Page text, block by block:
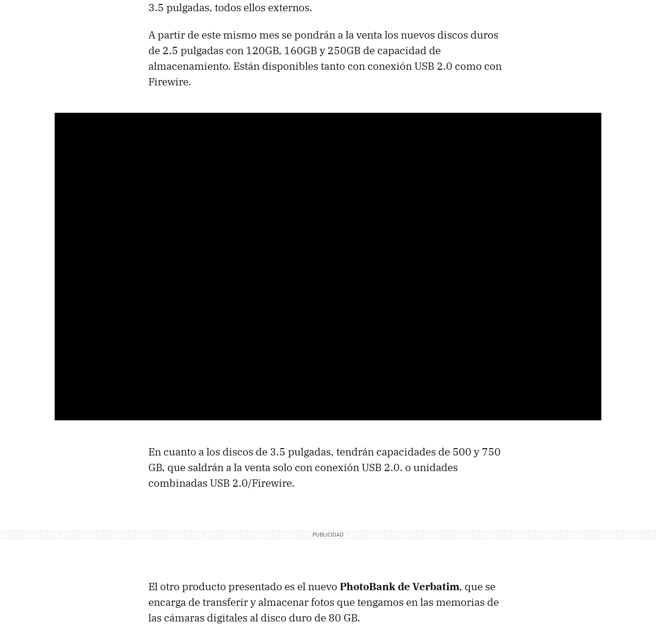
3.5 pulgadas, todos ellos externos.
A partir de este mismo mes se pondrán a la venta los nuevos discos duros
de 2.5 pulgadas con 120GB, 160GB y 250GB de capacidad de
almacenamiento. Están disponibles tanto con conexión USB 2.0 como con
Firewire.
En cuanto a los discos de 3.5 pulgadas, tendrán capacidades de 500 y 750
GB, que saldrán a la venta solo con conexión USB 2.0. o unidades
combinadas USB 2.0/Firewire.
El otro producto presentado es el nuevo PhotoBank de Verbatim, que se
encarga de transferir y almacenar fotos que tengamos en las memorias de
las cámaras digitales al disco duro de 80 GB.